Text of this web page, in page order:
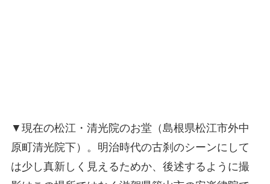
▼現在の松江・清光院のお堂（島根県松江市外中
原町清光院下）。明治時代の古刹のシーンにして
は少し真新しく見えるためか、後述するように撮